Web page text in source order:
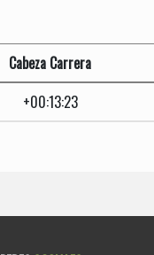
Cabeza Carrera
+00:13:23